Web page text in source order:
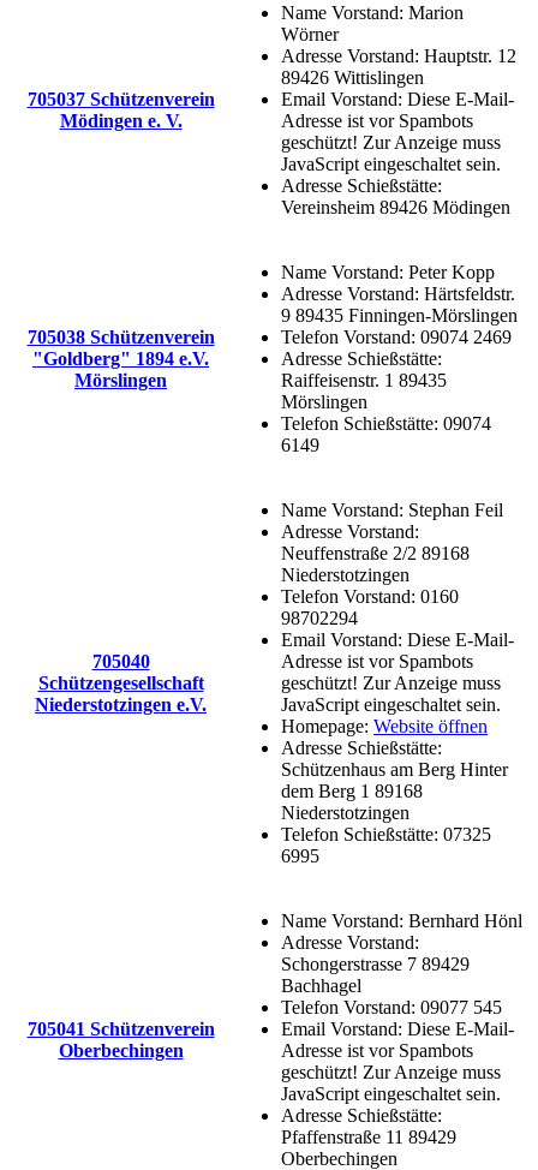
705037 Schützenverein
Mödingen e. V.
Name Vorstand: Marion
Wörner
Adresse Vorstand: Hauptstr. 12
89426 Wittislingen
Email Vorstand: Diese E-Mail-
Adresse ist vor Spambots
geschützt! Zur Anzeige muss
JavaScript eingeschaltet sein.
Adresse Schießstätte:
Vereinsheim 89426 Mödingen
705038 Schützenverein
"Goldberg" 1894 e.V.
Mörslingen
Name Vorstand: Peter Kopp
Adresse Vorstand: Härtsfeldstr.
9 89435 Finningen-Mörslingen
Telefon Vorstand: 09074 2469
Adresse Schießstätte:
Raiffeisenstr. 1 89435
Mörslingen
Telefon Schießstätte: 09074
6149
705040
Schützengesellschaft
Niederstotzingen e.V.
Name Vorstand: Stephan Feil
Adresse Vorstand:
Neuffenstraße 2/2 89168
Niederstotzingen
Telefon Vorstand: 0160
98702294
Email Vorstand: Diese E-Mail-
Adresse ist vor Spambots
geschützt! Zur Anzeige muss
JavaScript eingeschaltet sein.
Homepage: Website öffnen
Adresse Schießstätte:
Schützenhaus am Berg Hinter
dem Berg 1 89168
Niederstotzingen
Telefon Schießstätte: 07325
6995
705041 Schützenverein
Oberbechingen
Name Vorstand: Bernhard Hönl
Adresse Vorstand:
Schongerstrasse 7 89429
Bachhagel
Telefon Vorstand: 09077 545
Email Vorstand: Diese E-Mail-
Adresse ist vor Spambots
geschützt! Zur Anzeige muss
JavaScript eingeschaltet sein.
Adresse Schießstätte:
Pfaffenstraße 11 89429
Oberbechingen